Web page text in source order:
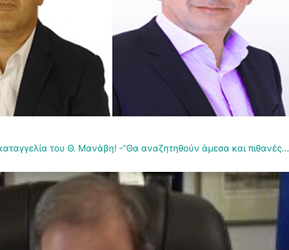
του Θ. Μανάβη! -“Θα αναζητηθούν άμεσα και πιθανές…